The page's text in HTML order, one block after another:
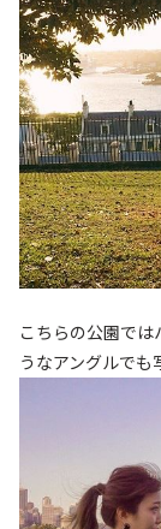
こちらの公園では
うなアングルでも